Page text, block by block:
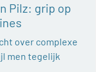
Pilz: grip op
over complexe
men tegelijk